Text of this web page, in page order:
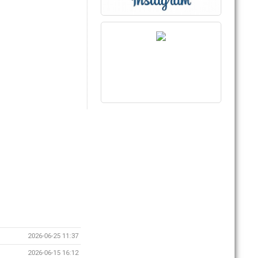
2026-06-25 11:37
2026-06-15 16:12